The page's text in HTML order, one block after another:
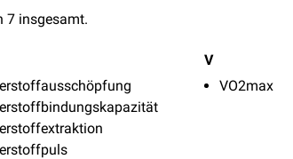
7 insgesamt.
V
VO2max